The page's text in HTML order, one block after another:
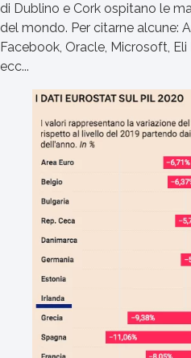
di Dublino e Cork ospitano le
del mondo. Per citarne alcune:
Facebook, Oracle, Microsoft,
ecc...